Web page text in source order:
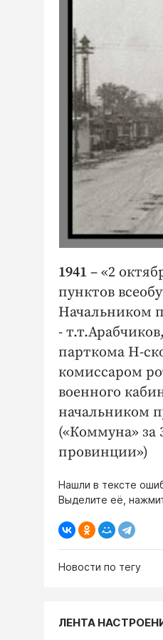
1941 – «2
пунктов
Начальником
-
парткома Н-
комиссаром
военного
начальником
(«Коммуна» за
провинции»)
Нашли в тексте
Выделите её,
Новости по тегу
ЛЕНТА